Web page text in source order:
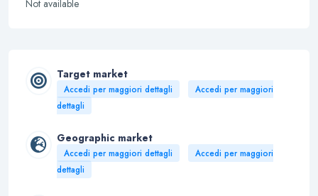
Not available
Target market
Accedi per maggiori dettagli
Accedi per maggiori
dettagli
Geographic market
Accedi per maggiori dettagli
Accedi per maggiori
dettagli